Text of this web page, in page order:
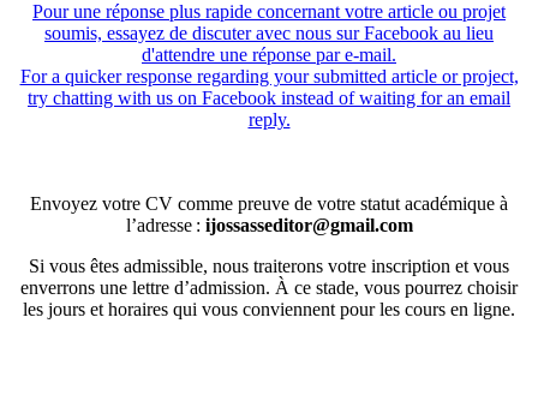
Pour une réponse plus rapide concernant votre article ou projet
soumis, essayez de discuter avec nous sur Facebook au lieu
d'attendre une réponse par e-mail.
For a quicker response regarding your submitted article or project,
try chatting with us on Facebook instead of waiting for an email
reply.
Envoyez votre CV comme preuve de votre statut académique à
l’adresse : ijossasseditor@gmail.com
Si vous êtes admissible, nous traiterons votre inscription et vous
enverrons une lettre d’admission. À ce stade, vous pourrez choisir
les jours et horaires qui vous conviennent pour les cours en ligne.